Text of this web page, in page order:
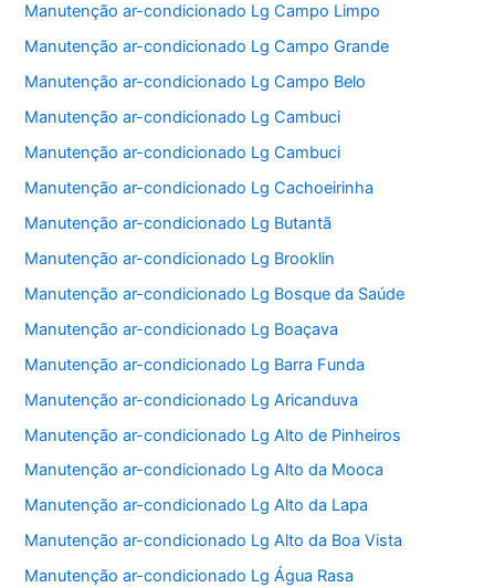
Manutenção ar-condicionado Lg Campo Limpo
Manutenção ar-condicionado Lg Campo Grande
Manutenção ar-condicionado Lg Campo Belo
Manutenção ar-condicionado Lg Cambuci
Manutenção ar-condicionado Lg Cambuci
Manutenção ar-condicionado Lg Cachoeirinha
Manutenção ar-condicionado Lg Butantã
Manutenção ar-condicionado Lg Brooklin
Manutenção ar-condicionado Lg Bosque da Saúde
Manutenção ar-condicionado Lg Boaçava
Manutenção ar-condicionado Lg Barra Funda
Manutenção ar-condicionado Lg Aricanduva
Manutenção ar-condicionado Lg Alto de Pinheiros
Manutenção ar-condicionado Lg Alto da Mooca
Manutenção ar-condicionado Lg Alto da Lapa
Manutenção ar-condicionado Lg Alto da Boa Vista
Manutenção ar-condicionado Lg Água Rasa